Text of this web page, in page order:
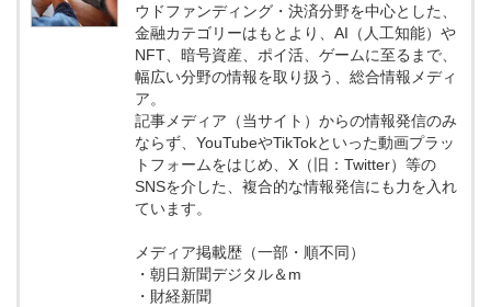
ウドファンディング・決済分野を中心とした、
金融カテゴリーはもとより、AI（人工知能）や
NFT、暗号資産、ポイ活、ゲームに至るまで、
幅広い分野の情報を取り扱う、総合情報メディ
ア。
記事メディア（当サイト）からの情報発信のみ
ならず、YouTubeやTikTokといった動画プラッ
トフォームをはじめ、X（旧：Twitter）等の
SNSを介した、複合的な情報発信にも力を入れ
ています。
メディア掲載歴（一部・順不同）
・朝日新聞デジタル＆m
・財経新聞